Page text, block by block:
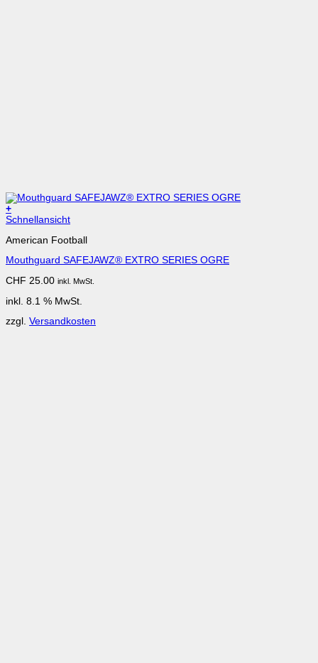
+
Schnellansicht
American Football
Mouthguard SAFEJAWZ® EXTRO SERIES OGRE
CHF 25.00 inkl. MwSt.
inkl. 8.1 % MwSt.
zzgl. Versandkosten